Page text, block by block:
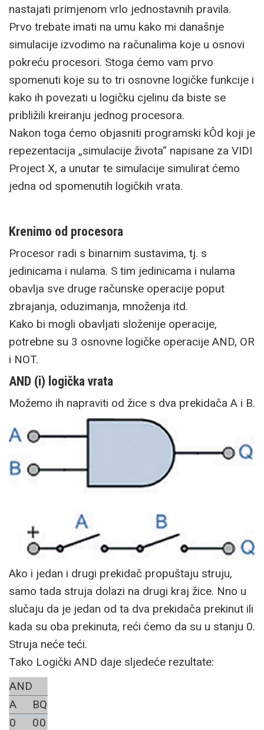
nastajati primjenom vrlo jednostavnih pravila.
Prvo trebate imati na umu kako mi današnje
simulacije izvodimo na računalima koje u osnovi
pokreću procesori. Stoga ćemo vam prvo
spomenuti koje su to tri osnovne logičke funkcije i
kako ih povezati u logičku cjelinu da biste se
približili kreiranju jednog procesora.
Nakon toga ćemo objasniti programski kÔd koji je
repezentacija „simulacije života“ napisane za VIDI
Project X, a unutar te simulacije simulirat ćemo
jedna od spomenutih logičkih vrata.
Krenimo od procesora
Procesor radi s binarnim sustavima, tj. s
jedinicama i nulama. S tim jedinicama i nulama
obavlja sve druge računske operacije poput
zbrajanja, oduzimanja, množenja itd.
Kako bi mogli obavljati složenije operacije,
potrebne su 3 osnovne logičke operacije AND, OR
i NOT.
AND (i) logička vrata
Možemo ih napraviti od žice s dva prekidača A i B.
Ako i jedan i drugi prekidač propuštaju struju,
samo tada struja dolazi na drugi kraj žice. Nno u
slučaju da je jedan od ta dva prekidača prekinut ili
kada su oba prekinuta, reći ćemo da su u stanju 0.
Struja neće teći.
Tako Logički AND daje sljedeće rezultate:
AND
A
BQ
0
00